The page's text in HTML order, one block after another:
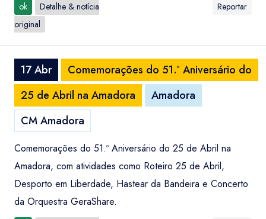
ok
Detalhe & notícia
original
Reportar
17 Abr
Comemorações do 51.º Aniversário do
25 de Abril na Amadora
Amadora
CM Amadora
Comemorações do 51.º Aniversário do 25 de Abril na
Amadora, com atividades como Roteiro 25 de Abril,
Desporto em Liberdade, Hastear da Bandeira e Concerto
da Orquestra GeraShare.